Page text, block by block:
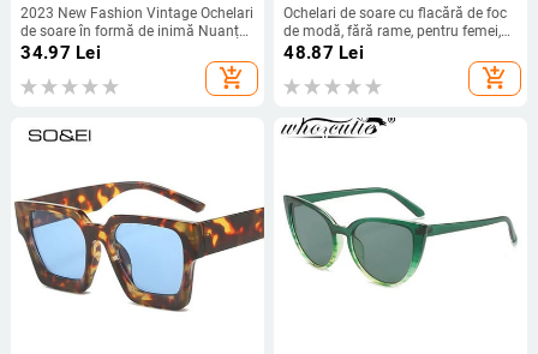
2023 New Fashion Vintage Ochelari
de soare în formă de inimă Nuanțe
de petrecere pentru femei Ochelari
de personalitate de designer de
brand Ochelari de ochi de pisică
34.97 Lei
add_shopping_cart
Ochelari de soare cu flacără de foc
de modă, fără rame, pentru femei,
punk, de lux, de designer, ochelari de
soare fără rame pentru femei
Ochelari multicolori UV400
48.87 Lei
add_shopping_cart